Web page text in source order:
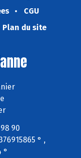
CGU
Plan du site
90
° ,
°